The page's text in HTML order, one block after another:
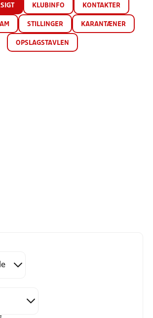
KLUBINFO KONTAKTER
STILLINGER KARANTÆNER
OPSLAGSTAVLEN